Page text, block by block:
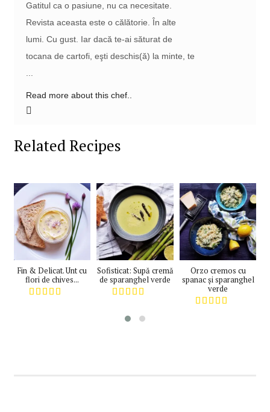
Gatitul ca o pasiune, nu ca necesitate.
Revista aceasta este o călătorie. În alte
lumi. Cu gust. Iar dacă te-ai săturat de
tocana de cartofi, eşti deschis(ă) la minte, te
...
Read more about this chef..
Related Recipes
Fin & Delicat. Unt cu
flori de chives...
Sofisticat: Supă cremă
de sparanghel verde
Orzo cremos cu
spanac și sparanghel
verde